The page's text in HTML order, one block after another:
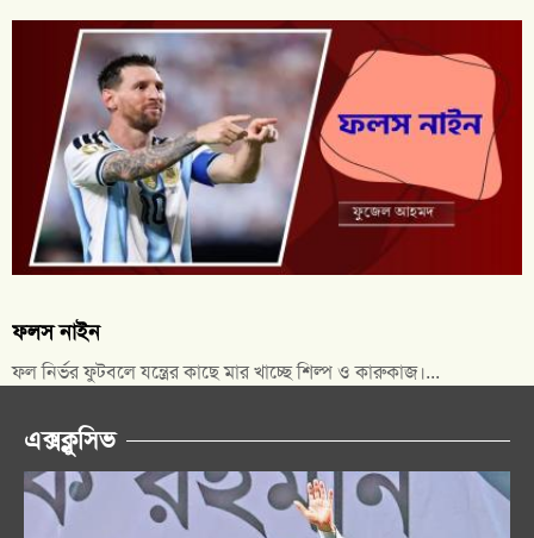
ফলস নাইন
ফল নির্ভর ফুটবলে যন্ত্রের কাছে মার খাচ্ছে শিল্প ও কারুকাজ।...
এক্সক্লুসিভ